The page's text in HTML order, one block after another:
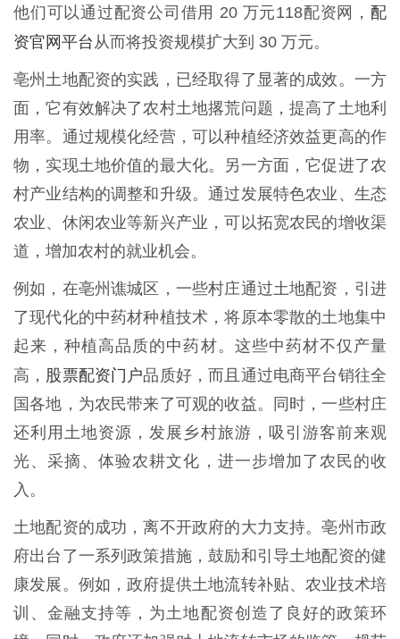
他们可以通过配资公司借用 20 万元118配资网， 配
资官网平台从而将投资规模扩大到 30 万元。
亳州土地配资的实践，已经取得了显著的成效。一方
面，它有效解决了农村土地撂荒问题，提高了土地利
用率。通过规模化经营，可以种植经济效益更高的作
物，实现土地价值的最大化。另一方面，它促进了农
村产业结构的调整和升级。通过发展特色农业、生态
农业、休闲农业等新兴产业，可以拓宽农民的增收渠
道，增加农村的就业机会。
例如，在亳州谯城区，一些村庄通过土地配资，引进
了现代化的中药材种植技术，将原本零散的土地集中
起来，种植高品质的中药材。这些中药材不仅产量
高， 股票配资门户品质好，而且通过电商平台销往全
国各地，为农民带来了可观的收益。同时，一些村庄
还利用土地资源，发展乡村旅游，吸引游客前来观
光、采摘、体验农耕文化，进一步增加了农民的收
入。
土地配资的成功，离不开政府的大力支持。亳州市政
府出台了一系列政策措施，鼓励和引导土地配资的健
康发展。例如，政府提供土地流转补贴、农业技术培
训、金融支持等，为土地配资创造了良好的政策环